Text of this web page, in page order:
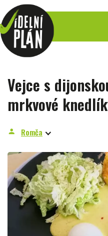
Vejce s
mrkvové
person Romča